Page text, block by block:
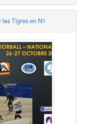
Tigres en N1